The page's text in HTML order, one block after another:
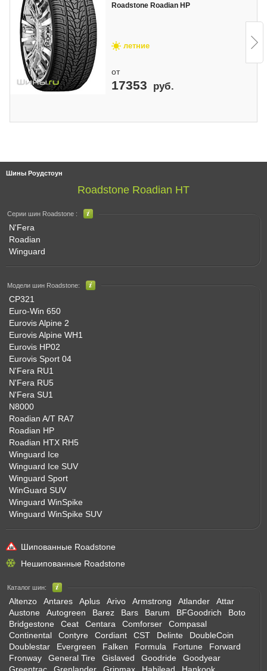
Шины Роудстоун
Roadstone Roadian HT
Серии шин Roadstone :
N'Fera
Roadian
Winguard
Модели шин Roadstone:
CP321
Euro-Win 650
Eurovis Alpine 2
Eurovis Alpine WH1
Eurovis HP02
Eurovis Sport 04
N'Fera RU1
N'Fera RU5
N'Fera SU1
N8000
Roadian A/T RA7
Roadian HP
Roadian HTX RH5
Winguard Ice
Winguard Ice SUV
Winguard Sport
WinGuard SUV
Winguard WinSpike
Winguard WinSpike SUV
Шипованные Roadstone
Нешипованные Roadstone
Каталог шин:
Altenzo Antares Aplus Arivo Armstrong Atlander
Attar
Austone
Autogreen Barez Bars Barum BFGoodrich
Boto
Bridgestone
Ceat Centara Comforser
Compasal
Continental
Contyre Cordiant CST Delinte
DoubleCoin
Doublestar
Evergreen Falken Formula Fortune
Forward
Fronway
General Tire Gislaved Goodride
Goodyear
Greentrac
Grenlander Gripmax Habilead Hankook
Roadstone Roadian HP
летние
от
17353 руб.